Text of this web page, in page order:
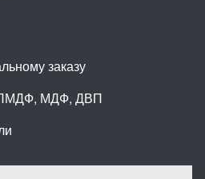
заказу
МДФ, ДВП